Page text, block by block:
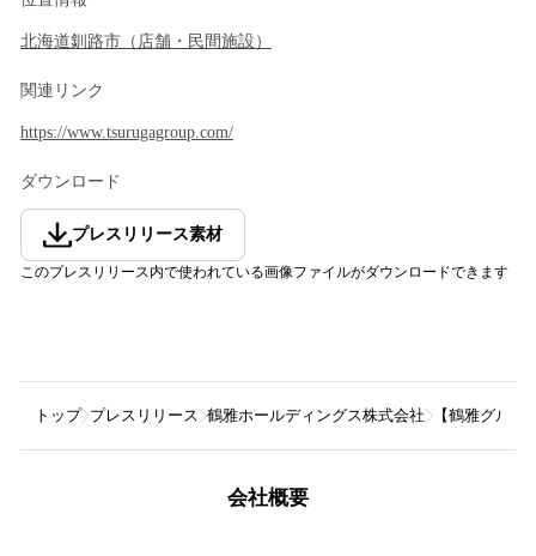
北海道釧路市 （ 店舗・民間施設 ）
関連リンク
https://www.tsurugagroup.com/
ダウンロード
プレスリリース素材
このプレスリリース内で使われている画像ファイルがダウンロードできます
トップ プレスリリース 鶴雅ホールディングス株式会社 【鶴雅グル
会社概要